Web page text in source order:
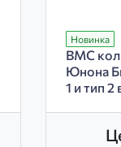
Новинка
ВМС
Юнона
1 и тип 2